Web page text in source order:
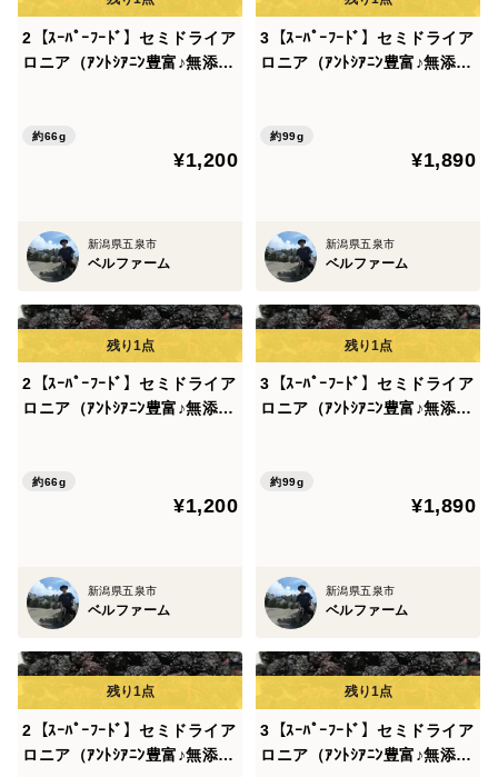
2【ｽｰﾊﾟｰﾌｰﾄﾞ】セミドライア
ロニア（ｱﾝﾄｼｱﾆﾝ豊富♪無添加
県産 アロニア（ブルーベリ
ー ポリフェノール 抗酸化）
約66g
¥1,200
新潟県五泉市
ベルファーム
3【ｽｰﾊﾟｰﾌｰﾄﾞ】セミドライア
ロニア（ｱﾝﾄｼｱﾆﾝ豊富♪無添加
県産 アロニア（ドライフル
ーツ ポリフェノール 抗酸
約99g
¥1,890
新潟県五泉市
ベルファーム
2【ｽｰﾊﾟｰﾌｰﾄﾞ】セミドライア
ロニア（ｱﾝﾄｼｱﾆﾝ豊富♪無添加
県産 アロニア（ブルーベリ
ー ポリフェノール 抗酸化）
約66g
¥1,200
新潟県五泉市
ベルファーム
3【ｽｰﾊﾟｰﾌｰﾄﾞ】セミドライア
ロニア（ｱﾝﾄｼｱﾆﾝ豊富♪無添加
県産 アロニア（ドライフル
ーツ ポリフェノール 抗酸
約99g
¥1,890
新潟県五泉市
ベルファーム
2【ｽｰﾊﾟｰﾌｰﾄﾞ】セミドライア
ロニア（ｱﾝﾄｼｱﾆﾝ豊富♪無添加
3【ｽｰﾊﾟｰﾌｰﾄﾞ】セミドライア
ロニア（ｱﾝﾄｼｱﾆﾝ豊富♪無添加